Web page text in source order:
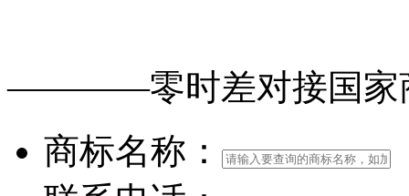
————零时差对接国
商标名称：